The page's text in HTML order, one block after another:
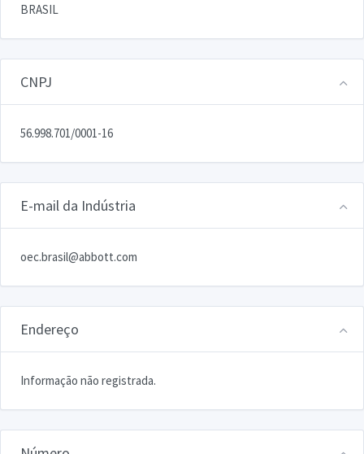
BRASIL
CNPJ
56.998.701/0001-16
E-mail da Indústria
oec.brasil@abbott.com
Endereço
Informação não registrada.